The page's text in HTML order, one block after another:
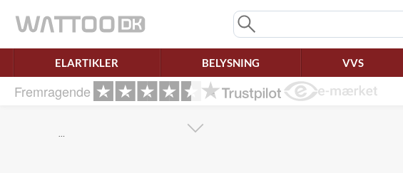
ELARTIKLER BELYSNING VVS
Fremragende
…
Ret samtykke!